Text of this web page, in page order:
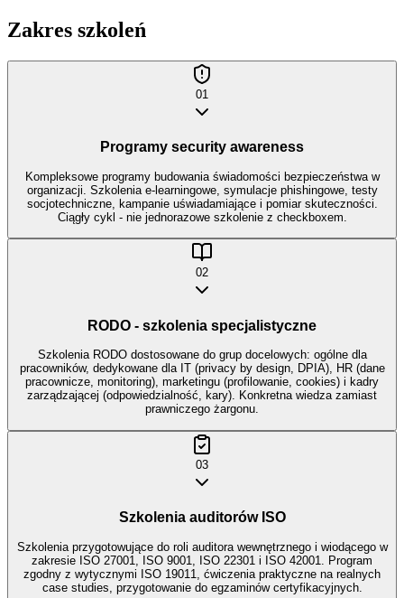
Zakres szkoleń
01
Programy security awareness
Kompleksowe programy budowania świadomości bezpieczeństwa w
organizacji. Szkolenia e-learningowe, symulacje phishingowe, testy
socjotechniczne, kampanie uświadamiające i pomiar skuteczności.
Ciągły cykl - nie jednorazowe szkolenie z checkboxem.
02
RODO - szkolenia specjalistyczne
Szkolenia RODO dostosowane do grup docelowych: ogólne dla
pracowników, dedykowane dla IT (privacy by design, DPIA), HR (dane
pracownicze, monitoring), marketingu (profilowanie, cookies) i kadry
zarządzającej (odpowiedzialność, kary). Konkretna wiedza zamiast
prawniczego żargonu.
03
Szkolenia auditorów ISO
Szkolenia przygotowujące do roli auditora wewnętrznego i wiodącego w
zakresie ISO 27001, ISO 9001, ISO 22301 i ISO 42001. Program
zgodny z wytycznymi ISO 19011, ćwiczenia praktyczne na realnych
case studies, przygotowanie do egzaminów certyfikacyjnych.